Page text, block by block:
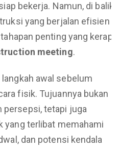
bekerja. Namun, di balik
yang berjalan efisien
penting yang kerap
meeting.
awal sebelum
fisik. Tujuannya bukan
persepsi, tetapi juga
yang terlibat memahami
dan potensi kendala